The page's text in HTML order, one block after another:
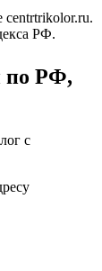
centrtrikolor.ru.
РФ.
по РФ,
с